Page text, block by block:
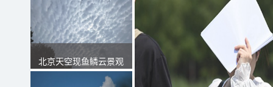
北京天空现鱼鳞云景观